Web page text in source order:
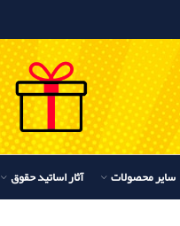
سایر محصولات آثار اساتید حقوق